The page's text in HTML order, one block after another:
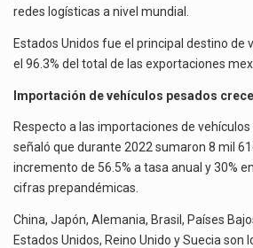
redes logísticas a nivel mundial.
Estados Unidos fue el principal destino de
el 96.3% del total de las exportaciones
Importación de vehículos pesados crece
Respecto a las importaciones de vehículos
señaló que durante 2022 sumaron 8 mil
incremento de 56.5% a tasa anual y 30%
cifras prepandémicas.
China, Japón, Alemania, Brasil, Países
Estados Unidos, Reino Unido y Suecia son